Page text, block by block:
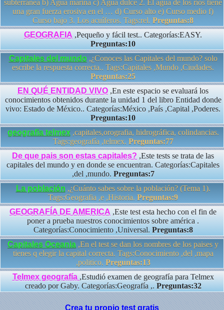
subterránea b) Agua marina c) Agua dulce 2. El agua de los ríos tiene
una gran fuerza erosiva en el … d) Curso alto e) Curso medio f)
Curso bajo 3. Los acuíferos. Tags:rel. Preguntas:8
GEOGRAFIA ,Pequeño y fácil test.. Categorías:EASY.
Preguntas:10
Capitales del mundo,¿Conoces las Capitales del mundo? solo
escribe la respuesta correcta.. Tags:Capitales ,Mundo ,Ciudades.
Preguntas:25
EN QUÉ ENTIDAD VIVO ,En este espacio se evaluará los
conocimientos obtenidos durante la unidad 1 del libro Entidad donde
vivo: Estado de México.. Categorías:México ,País ,Capital ,Poderes.
Preguntas:10
geografia telmex,capitales,orografia, hidrográfica, colindancias.
Tags:geografía ,telmex. Preguntas:77
De que pais son estas capitales? ,Este tests se trata de las
capitales del mundo y en donde se encuentran. Categorías:Capitales
,del ,mundo. Preguntas:7
La población ,¿Cuánto sabes sobre la población? (Tema 1).
Tags:Geografia ,e ,Historia. Preguntas:9
GEOGRAFÍA DE AMERICA ,Este test esta hecho con el fin de
poner a prueba nuestros conocimientos sobre américa .
Categorías:Conocimiento ,Universal. Preguntas:8
Capitales Oceania ,En el test se dan los nombres de los paises y
tienes q elegir la capital correcta. Tags:Conocimiento ,del ,mapa
,politico. Preguntas:13
Telmex geografía ,Estudió examen de geografía para Telmex
creado por Gaby. Categorías:Geografía ,.Preguntas:32
Crea tu propio test gratis